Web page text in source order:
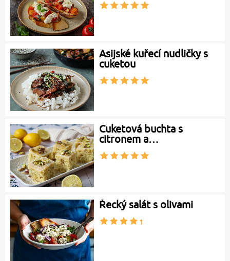
Asijské kuřecí nudličky s
cuketou
Cuketová buchta s
citronem a…
Řecký salát s olivami